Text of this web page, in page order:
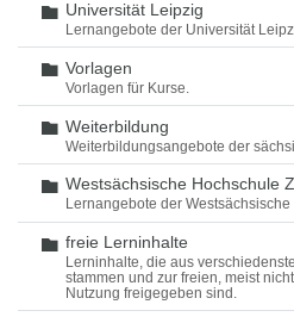
Ordner
Universität Leipzig
Lernangebote der Universität
Ordner
Vorlagen
Vorlagen für Kurse.
Ordner
Weiterbildung
Weiterbildungsangebote der
Ordner
Westsächsische Hochschule
Lernangebote der
Ordner
freie Lerninhalte
Lerninhalte, die aus
stammen und zur freien, meist
Nutzung freigegeben sind.